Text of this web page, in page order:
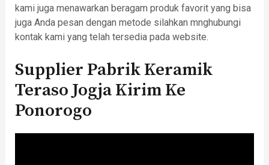
kami juga menawarkan beragam produk favorit yang bisa
juga Anda pesan dengan metode silahkan mnghubungi
kontak kami yang telah tersedia pada website.
Supplier Pabrik Keramik
Teraso Jogja Kirim Ke
Ponorogo